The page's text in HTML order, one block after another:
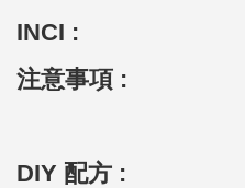
INCI :
注意事項 :
DIY 配方 :